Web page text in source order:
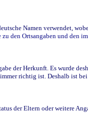
Namen verwendet,
den Ortsangaben und den
der Herkunft. Es wurde
richtig ist. Deshalb ist
der Eltern oder weitere